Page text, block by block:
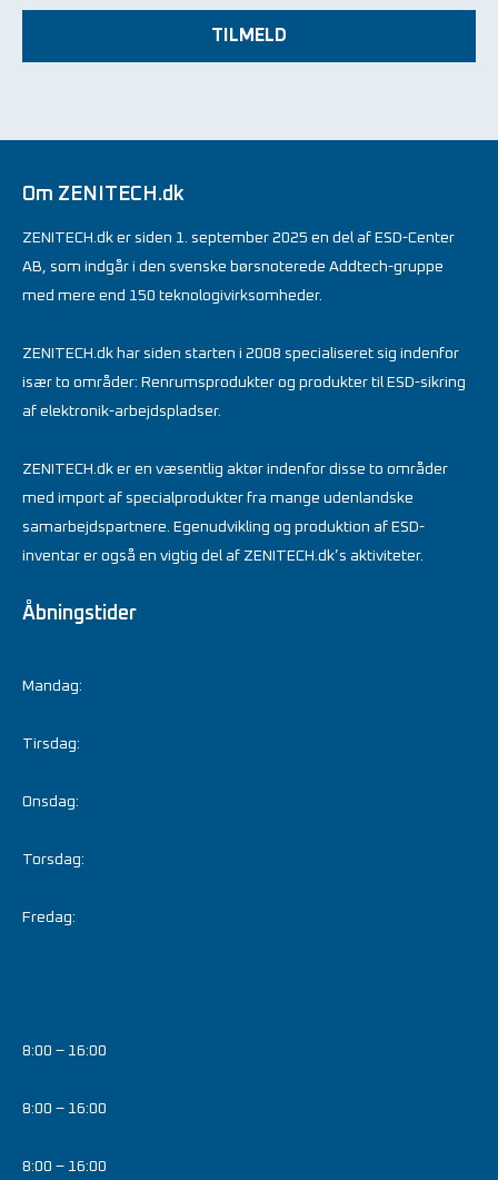
TILMELD
Om ZENITECH.dk
ZENITECH.dk er siden 1. september 2025 en del af ESD-Center
AB, som indgår i den svenske børsnoterede Addtech-gruppe
med mere end 150 teknologivirksomheder.
ZENITECH.dk har siden starten i 2008 specialiseret sig indenfor
især to områder: Renrumsprodukter og produkter til ESD-sikring
af elektronik-arbejdspladser.
ZENITECH.dk er en væsentlig aktør indenfor disse to områder
med import af specialprodukter fra mange udenlandske
samarbejdspartnere. Egenudvikling og produktion af ESD-
inventar er også en vigtig del af ZENITECH.dk’s aktiviteter.
Åbningstider
Mandag:
Tirsdag:
Onsdag:
Torsdag:
Fredag:
8:00 – 16:00
8:00 – 16:00
8:00 – 16:00